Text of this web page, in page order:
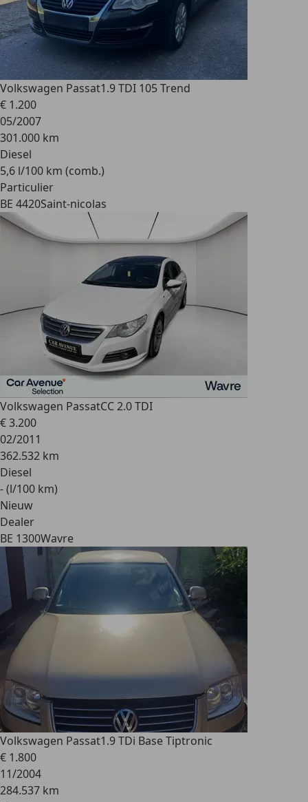
Volkswagen Passat1.9 TDI 105 Trend
€ 1.200
05/2007
301.000 km
Diesel
5,6 l/100 km (comb.)
Particulier
BE 4420Saint-nicolas
Volkswagen PassatCC 2.0 TDI
€ 3.200
02/2011
362.532 km
Diesel
- (l/100 km)
Nieuw
Dealer
BE 1300Wavre
Volkswagen Passat1.9 TDi Base Tiptronic
€ 1.800
11/2004
284.537 km